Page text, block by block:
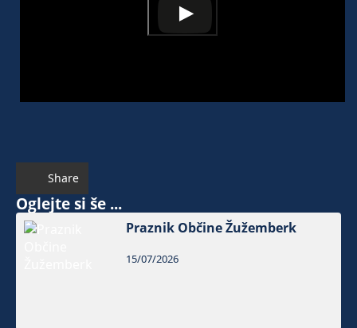
Share
Oglejte si še ...
Praznik Občine Žužemberk
15/07/2026